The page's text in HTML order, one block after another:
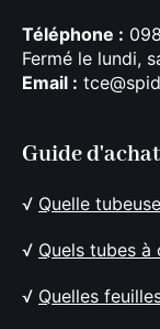
Téléphone :
Fermé le lundi,
Email :
Guide d'achat
√ Quelle
√ Quels tubes
√ Quelles